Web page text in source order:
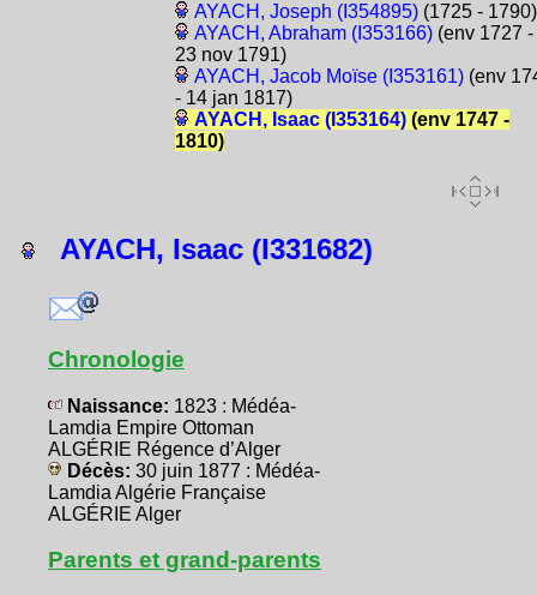
AYACH, Joseph (I354895)(1725 - 1790)
AYACH, Abraham (I353166)(env 1727 -
23 nov 1791)
AYACH, Jacob Moïse (I353161)(env
- 14 jan 1817)
AYACH, Isaac (I353164)(env 1747 -
1810)
AYACH, Isaac (I331682)
Chronologie
Naissance: 1823 : Médéa-
Lamdia Empire Ottoman
ALGÉRIE Régence d’Alger
Décès: 30 juin 1877 : Médéa-
Lamdia Algérie Française
ALGÉRIE Alger
Parents et grand-parents